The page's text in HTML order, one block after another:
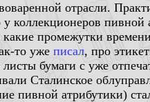
отрасли.
промежутки
то уже писал, про
бумаги с уже
Сталинское
атрибутики)